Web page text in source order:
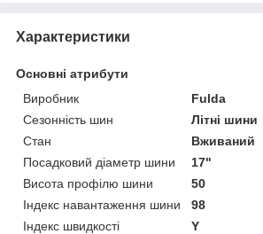
Характеристики
Основні атрибути
Виробник
Fulda
Сезонність шин
Літні шини
Стан
Вживаний
Посадковий діаметр шини
17"
Висота профілю шини
50
Індекс навантаження шини
98
Індекс швидкості
Y